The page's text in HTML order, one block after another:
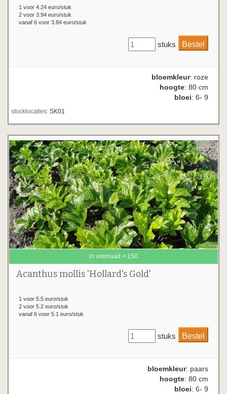
1 voor 4.24 euro/stuk
2 voor 3.94 euro/stuk
vanaf 6 voor 3.84 euro/stuk
stuks
bloemkleur: roze
hoogte: 80 cm
bloei: 6- 9
stocklocaties: SK01
in voorraad > 150
Acanthus mollis 'Hollard's Gold'
1 voor 5.5 euro/stuk
2 voor 5.2 euro/stuk
vanaf 6 voor 5.1 euro/stuk
stuks
bloemkleur: paars
hoogte: 80 cm
bloei: 6- 9